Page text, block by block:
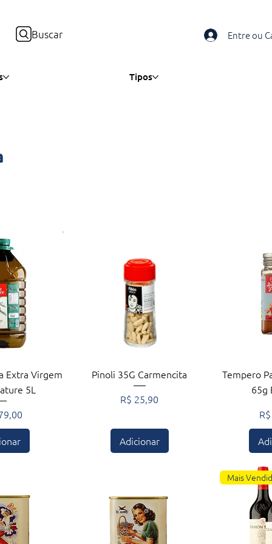
Buscar Entre ou
Tipos
rápida
Extra Virgem
5L
Visualização rápida
Pinoli 35G Carmencita
Preço
R$ 25,90
Adicionar
Tempero
65g
Mais